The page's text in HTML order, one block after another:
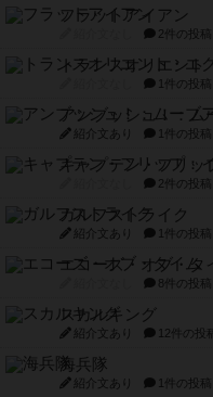
フラットアイアン
2件の投稿
トランスオリエント
1件の投稿
アンブッシュ！：ム
紹介文あり 1件の投稿
キャプテン・フリッ
2件の投稿
ガルフストライク
紹介文あり 1件の投稿
エコーズ・オブ・タ
8件の投稿
スカルキング
紹介文あり 12件の投
海兵隊
紹介文あり 1件の投稿